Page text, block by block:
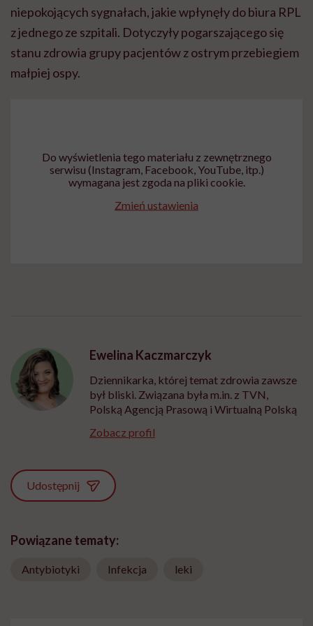
niepokojących sygnałach, jakie wpłynęły do biura RPL
z jednego ze szpitali. Dotyczyły pogarszającego się
stanu zdrowia grupy pacjentów z ostrym przebiegiem
małpiej ospy.
Do wyświetlenia tego materiału z zewnętrznego
serwisu (Instagram, Facebook, YouTube, itp.)
wymagana jest zgoda na pliki cookie.
Zmień ustawienia
Ewelina Kaczmarczyk
Dziennikarka, której temat zdrowia zawsze
był bliski. Związana była m.in. z TVN,
Polską Agencją Prasową i Wirtualną Polską
Zobacz profil
Udostępnij
Powiązane tematy:
Antybiotyki Infekcja leki